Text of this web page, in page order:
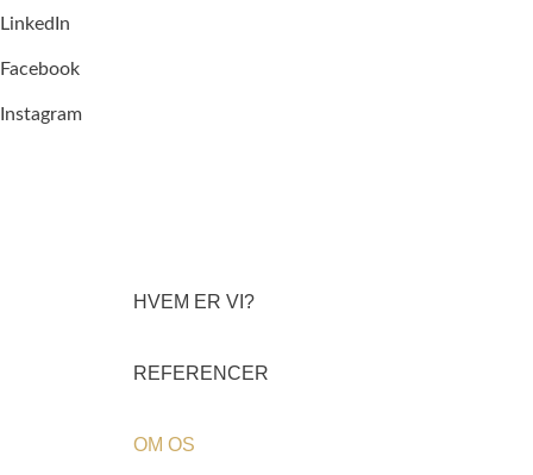
LinkedIn
Facebook
Instagram
HVEM ER VI?
REFERENCER
OM OS